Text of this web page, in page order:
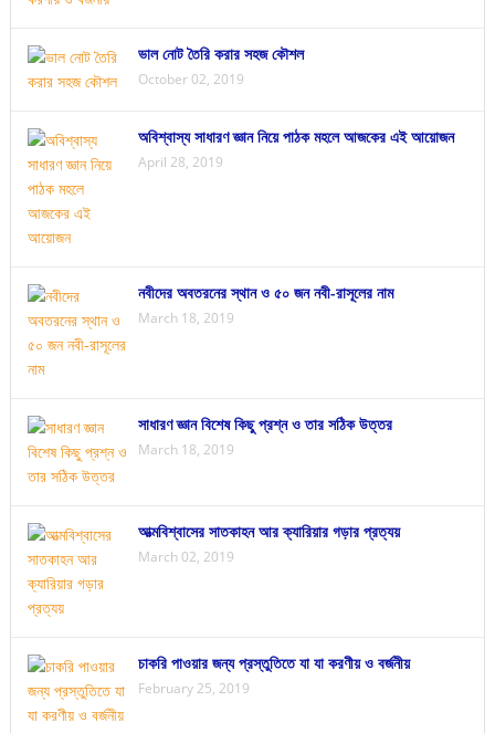
ভাল নোট তৈরি করার সহজ কৌশল
October 02, 2019
অবিশ্বাস্য সাধারণ জ্ঞান নিয়ে পাঠক মহলে আজকের এই আয়োজন
April 28, 2019
নবীদের অবতরনের স্থান ও ৫০ জন নবী-রাসূলের নাম
March 18, 2019
সাধারণ জ্ঞান বিশেষ কিছু প্রশ্ন ও তার সঠিক উত্তর
March 18, 2019
আত্মবিশ্বাসের সাতকাহন আর ক্যারিয়ার গড়ার প্রত্যয়
March 02, 2019
চাকরি পাওয়ার জন্য প্রস্তুতিতে যা যা করণীয় ও বর্জনীয়
February 25, 2019